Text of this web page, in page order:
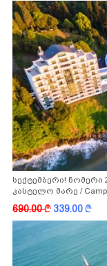
სექტემბერი!
კასტელო მარე /
690.00k 339.00k